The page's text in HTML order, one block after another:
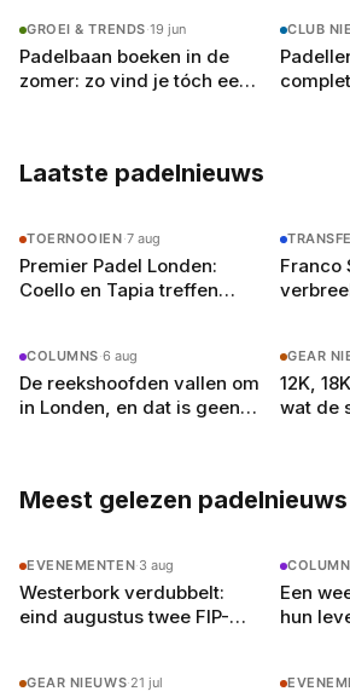
GROEI & TRENDS·19 jun
Padelbaan boeken in de
zomer: zo vind je tóch een
CLUB
Laatste padelnieuws
TOERNOOIEN·7 aug
Premier Padel Londen:
Coello en Tapia treffen
Franco
COLUMNS·6 aug
De reekshoofden vallen om
in Londen, en dat is geen
GEAR
12K,
wat de
Meest gelezen padelnieuws
EVENEMENTEN·3 aug
Westerbork verdubbelt:
eind augustus twee FIP-
Een
hun
GEAR NIEUWS·21 jul